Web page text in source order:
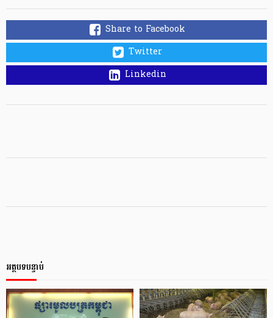
Share to Facebook
Twitter
Linkedin
អត្ថបទបន្ទាប់